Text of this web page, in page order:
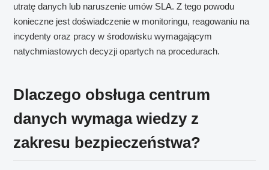
utratę danych lub naruszenie umów SLA. Z tego powodu
konieczne jest doświadczenie w monitoringu, reagowaniu na
incydenty oraz pracy w środowisku wymagającym
natychmiastowych decyzji opartych na procedurach.
Dlaczego obsługa centrum
danych wymaga wiedzy z
zakresu bezpieczeństwa?